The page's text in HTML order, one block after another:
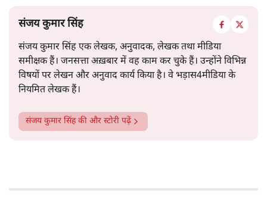
संजय कुमार सिंह
संजय कुमार सिंह एक लेखक, अनुवादक, लेखक तथा मीडिया
समीक्षक हैं। जनसत्ता अख़बार में वह काम कर चुके हैं। उन्होंने विभिन्न
विषयों पर लेखन और अनुवाद कार्य किया है। वे भड़ास4मीडिया के
नियमित लेखक हैं।
संजय कुमार सिंहकी और स्टोरी पढ़ें